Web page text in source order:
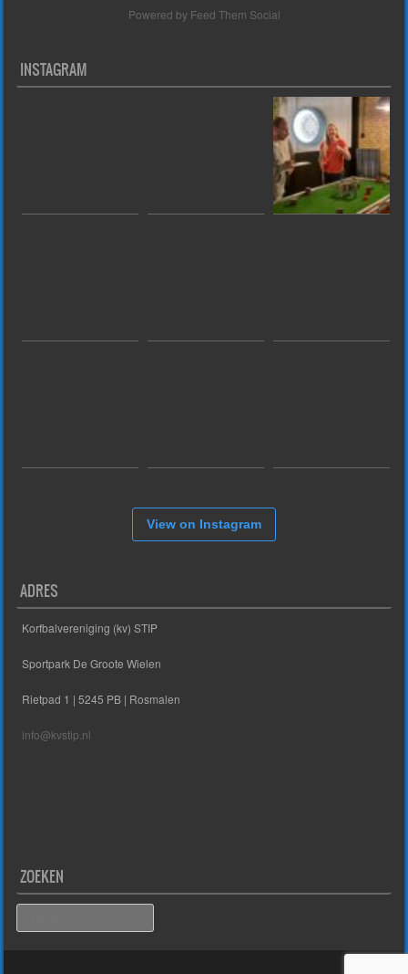
Powered by Feed Them Social
INSTAGRAM
View on Instagram
ADRES
Korfbalvereniging (kv) STIP
Sportpark De Groote Wielen
Rietpad 1 | 5245 PB | Rosmalen
info@kvstip.nl
ZOEKEN